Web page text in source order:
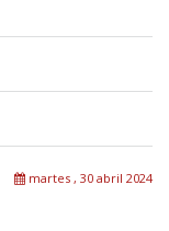
martes , 30 abril 2024